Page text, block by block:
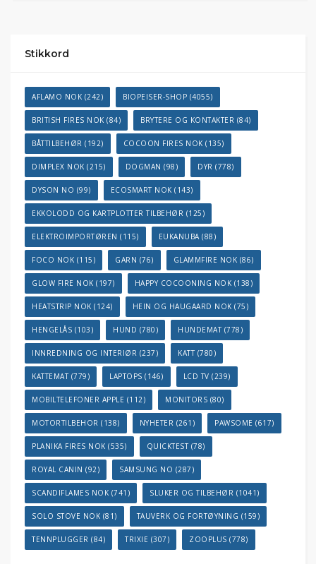
Stikkord
AFLAMO NOK (242) BIOPEISER-SHOP (4055)
BRITISH FIRES NOK (84) BRYTERE OG KONTAKTER (84)
BÅTTILBEHØR (192) COCOON FIRES NOK (135)
DIMPLEX NOK (215) DOGMAN (98) DYR (778)
DYSON NO (99) ECOSMART NOK (143)
EKKOLODD OG KARTPLOTTER TILBEHØR (125)
ELEKTROIMPORTØREN (115) EUKANUBA(88)
FOCO NOK (115) GARN (76) GLAMMFIRE NOK (86)
GLOW FIRE NOK (197) HAPPY COCOONING NOK (138)
HEATSTRIP NOK (124) HEIN OG HAUGAARD NOK (75)
HENGELÅS (103) HUND (780) HUNDEMAT(778)
INNREDNING OG INTERIØR (237) KATT(780)
KATTEMAT(779) LAPTOPS (146) LCD TV (239)
MOBILTELEFONER APPLE (112) MONITORS (80)
MOTORTILBEHOR (138) NYHETER (261) PAWSOME (617)
PLANIKA FIRES NOK (535) QUICKTEST(78)
ROYAL CANIN (92) SAMSUNG NO (287)
SCANDIFLAMES NOK (741) SLUKER OG TILBEHØR (1041)
SOLO STOVE NOK (81) TAUVERK OG FORTØYNING (159)
TENNPLUGGER (84) TRIXIE (307) ZOOPLUS (778)